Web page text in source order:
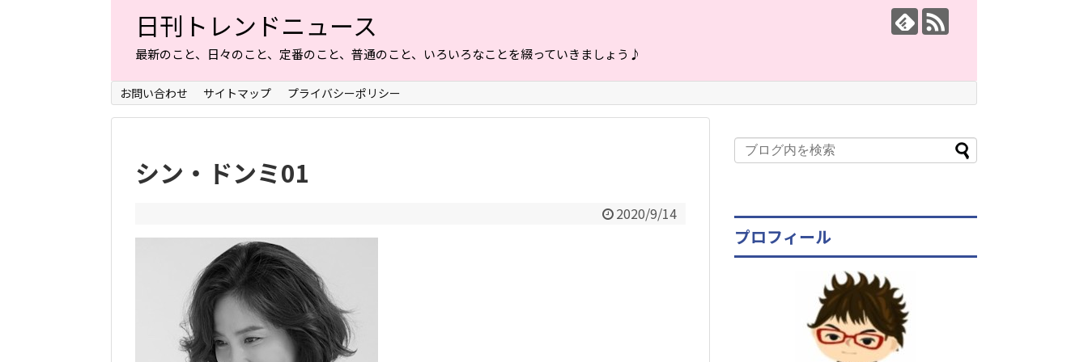
日刊トレンドニュース
最新のこと、日々のこと、定番のこと、普通のこと、いろいろなことを綴っていきましょう♪
お問い合わせ サイトマップ プライバシーポリシー
シン・ドンミ01
2020/9/14
プロフィール